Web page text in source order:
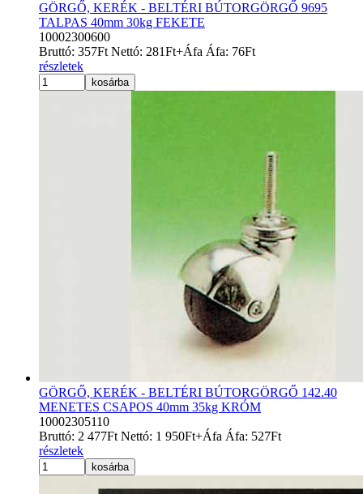
GÖRGŐ, KERÉK - BELTÉRI BÚTORGÖRGŐ 9695
TALPAS 40mm 30kg FEKETE
10002300600
Bruttó: 357Ft Nettó: 281Ft+Áfa Áfa: 76Ft
részletek
kosárba
GÖRGŐ, KERÉK - BELTÉRI BÚTORGÖRGŐ 142.40
MENETES CSAPOS 40mm 35kg KRÓM
10002305110
Bruttó: 2 477Ft Nettó: 1 950Ft+Áfa Áfa: 527Ft
részletek
kosárba